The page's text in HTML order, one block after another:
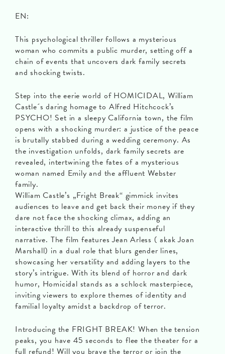
EN:
This psychological thriller follows a mysterious
woman who commits a public murder, setting off a
chain of events that uncovers dark family secrets
and shocking twists.
Step into the eerie world of HOMICIDAL, William
Castle´s daring homage to Alfred Hitchcock’s
PSYCHO! Set in a sleepy California town, the film
opens with a shocking murder: a justice of the peace
is brutally stabbed during a wedding ceremony. As
the investigation unfolds, dark family secrets are
revealed, intertwining the fates of a mysterious
woman named Emily and the affluent Webster
family.
William Castle’s „Fright Break“ gimmick invites
audiences to leave and get back their money if they
dare not face the shocking climax, adding an
interactive thrill to this already suspenseful
narrative. The film features Jean Arless ( akak Joan
Marshall) in a dual role that blurs gender lines,
showcasing her versatility and adding layers to the
story’s intrigue. With its blend of horror and dark
humor, Homicidal stands as a schlock masterpiece,
inviting viewers to explore themes of identity and
familial loyalty amidst a backdrop of terror.
Introducing the FRIGHT BREAK! When the tension
peaks, you have 45 seconds to flee the theater for a